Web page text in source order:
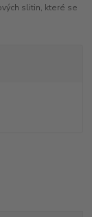
slitin, které se